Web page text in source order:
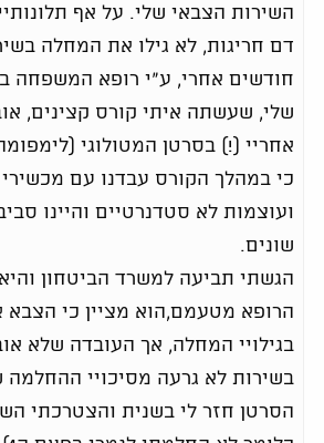
השירות הצבאי שלי. על אף
חודשים אחרי, ע"י רופא המשפחה
שלי, שעשתה איתי קורס קצינים,
אחריי (!) בסרטן המטולוגי
כי במהלך הקורס עבדנו עם
ועוצמות לא סטדנרטיים והיינו
שונים.
הגשתי תביעה למשרד הביטחון
הרופא מטעמם,הוא מציין כי הצבא
בגילויי המחלה, אך העובדה שלא
בשירות לא גרעה מסיכויי
הסרטן חזר לי בשנית והצטרכתי